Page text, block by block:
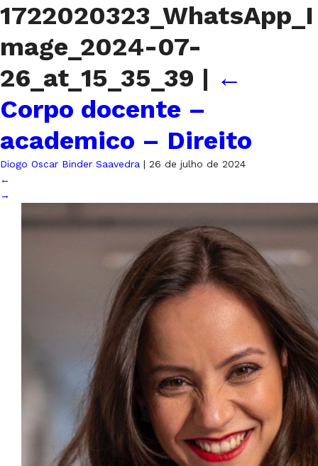
1722020323_WhatsApp_I
mage_2024-07-
26_at_15_35_39 | ←
Corpo docente –
academico – Direito
Diogo Oscar Binder Saavedra | 26 de julho de 2024
←
→